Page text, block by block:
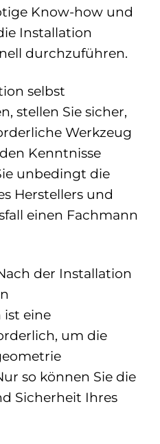
Know-how und
Installation
durchzuführen.
selbst
stellen Sie sicher,
Werkzeug
Kenntnisse
unbedingt die
Herstellers und
einen Fachmann
der Installation
eine
um die
so können Sie die
Sicherheit Ihres